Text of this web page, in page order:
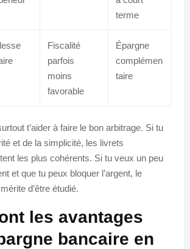
terme
Fiscalité
parfois
moins
favorable
Épargne
complémen
taire
t’aider à faire le bon arbitrage. Si tu
et de la simplicité, les livrets
les plus cohérents. Si tu veux un peu
et que tu peux bloquer l’argent, le
d’être étudié.
les avantages
bancaire en